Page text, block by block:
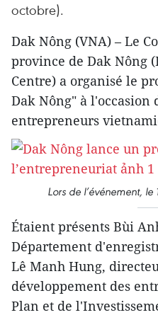
octobre).
Dak Nông (VNA) – Le
province de Dak Nông
Centre) a organisé le
Dak Nông" à l'occasion
entrepreneurs
Lors de l’événement,
Étaient présents Bùi
Département
Lê Manh Hung,
développement des
Plan et de